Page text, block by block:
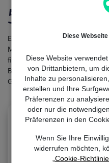
Diese
Diese Website
von Drittanbietern, um
Inhalte zu
erstellen und Ihre
Präferenzen zu
oder nur die
Präferenzen in den
Wenn Sie Ihre
widerrufen möchten,
„Cookie-
500 Euro
Es gibt Situationen,in denen
Manchmal haben wir
finanzielle Unterstützung
Bedarf ist, desto schneller und
Geldes sein.Für diese Fälle
500